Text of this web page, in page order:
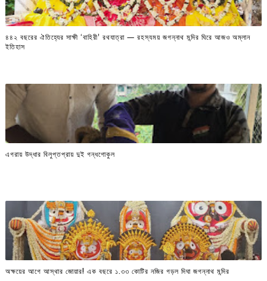
৪৪২ বছরের ঐতিহ্যের সাক্ষী ‘বাহিরী’ রথযাত্রা — রহস্যময় জগন্নাথ মন্দির ঘিরে আজও অম্লান
ইতিহাস
এগরায় উদ্ধার বিলুপ্তপ্রায় দুই গন্ধগোকুল
অক্ষয়ের আগে আস্থার জোয়ার! এক বছরে ১.৩৩ কোটির নজির গড়ল দিঘা জগন্নাথ মন্দির